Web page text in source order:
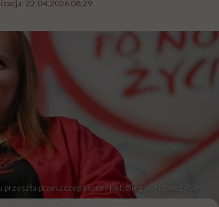
22.04.2026 08:29
przeszła przeszczep serca / Fot. Bieg po Nowe Życie